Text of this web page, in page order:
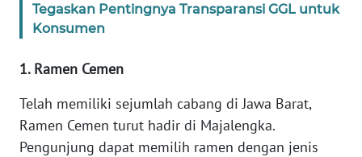
Tegaskan Pentingnya Transparansi GGL untuk
Konsumen
1. Ramen Cemen
Telah memiliki sejumlah cabang di Jawa Barat,
Ramen Cemen turut hadir di Majalengka.
Pengunjung dapat memilih ramen dengan jenis
WN